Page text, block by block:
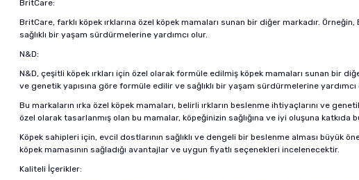
BritCare:
BritCare, farklı köpek ırklarına özel köpek mamaları sunan bir diğer markadır.
sağlıklı bir yaşam sürdürmelerine yardımcı olur.
N&D:
N&D, çeşitli köpek ırkları için özel olarak formüle edilmiş köpek mamaları sunan bir
ve genetik yapısına göre formüle edilir ve sağlıklı bir yaşam sürdürmelerine yardımcı
Bu markaların ırka özel köpek mamaları, belirli ırkların beslenme ihtiyaçlarını ve
özel olarak tasarlanmış olan bu mamalar, köpeğinizin sağlığına ve iyi oluşuna katkıda
Köpek sahipleri için, evcil dostlarının sağlıklı ve dengeli bir beslenme alması büyük
köpek mamasının sağladığı avantajlar ve uygun fiyatlı seçenekleri incelenecektir.
Kaliteli İçerikler: